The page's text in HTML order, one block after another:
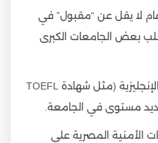
لا يقل عن “مقبول” في
بعض الجامعات الكبرى
تقديم ما يثبت إجادة اللغة الإنجليزية (مثل شهادة TOEFL
الأمنية المصرية على